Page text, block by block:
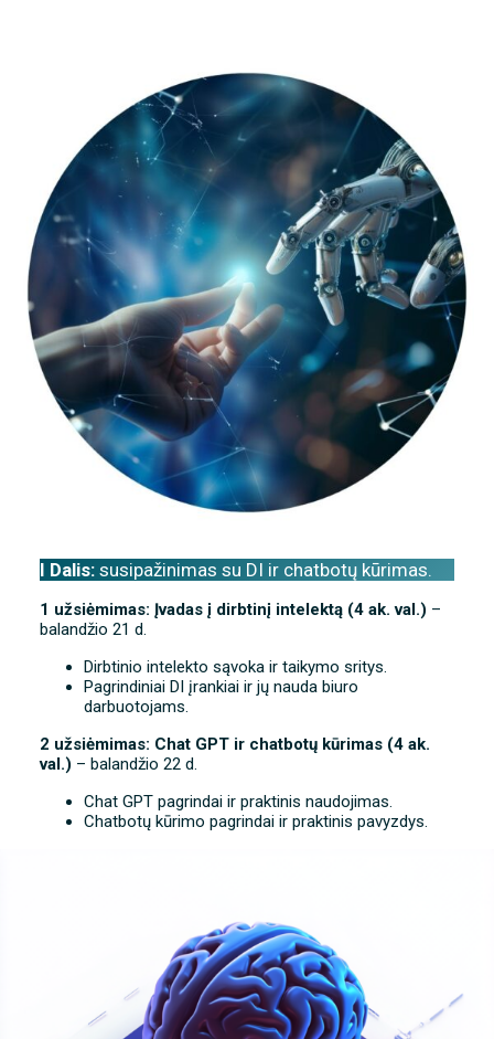
I Dalis: susipažinimas su DI ir chatbotų kūrimas.
1 užsiėmimas: Įvadas į dirbtinį intelektą (4 ak. val.) –
balandžio 21 d.
Dirbtinio intelekto sąvoka ir taikymo sritys.
Pagrindiniai DI įrankiai ir jų nauda biuro
darbuotojams.
2 užsiėmimas: Chat GPT ir chatbotų kūrimas (4 ak.
val.) – balandžio 22 d.
Chat GPT pagrindai ir praktinis naudojimas.
Chatbotų kūrimo pagrindai ir praktinis pavyzdys.